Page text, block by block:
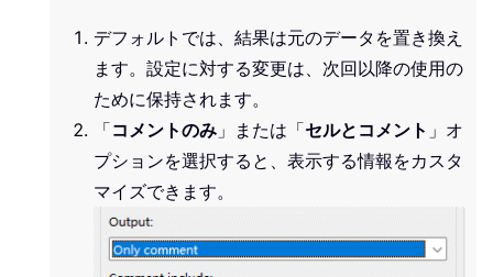
デフォルトでは、結果は元のデータを置き換え
ます。設定に対する変更は、次回以降の使用の
ために保持されます。
「コメントのみ 」または「セルとコメント 」オ
プションを選択すると、表示する情報をカスタ
マイズできます。